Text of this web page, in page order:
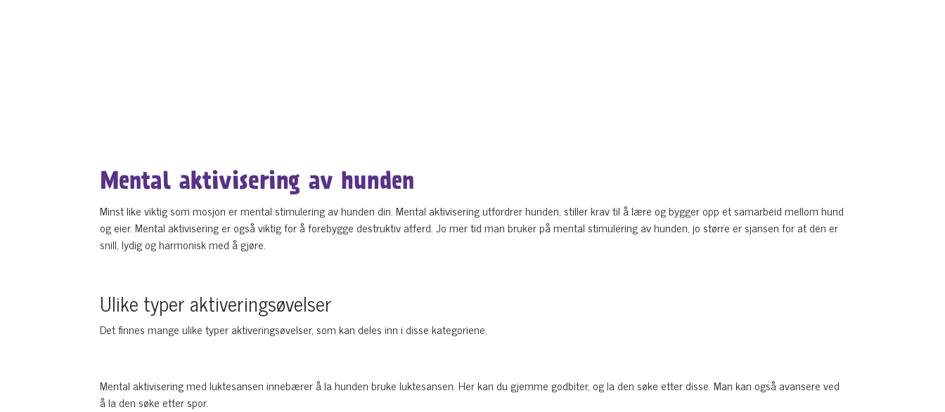
Mental aktivisering av hunden
Minst like viktig som mosjon er mental stimulering av hunden din. Mental aktivisering utfordrer hunden, stiller krav til å lære og bygger opp et samarbeid mellom hund
og eier. Mental aktivisering er også viktig for å forebygge destruktiv atferd. Jo mer tid man bruker på mental stimulering av hunden, jo større er sjansen for at den er
snill, lydig og harmonisk med å gjøre.
Ulike typer aktiveringsøvelser
Det finnes mange ulike typer aktiveringsøvelser, som kan deles inn i disse kategoriene.
Mental aktivisering med luktesansen innebærer å la hunden bruke luktesansen. Her kan du gjemme godbiter, og la den søke etter disse. Man kan også avansere ved
å la den søke etter spor.